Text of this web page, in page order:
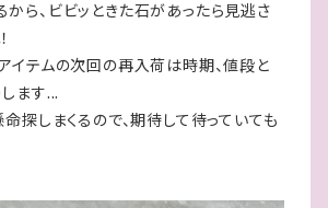
ら、ビビッときた石があったら見逃さ
イテムの次回の再入荷は時期、値段と
ます...
命探しまくるので、期待して待っていても